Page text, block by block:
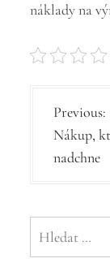
náklady na
N
a
v
a
Previous:
Nákup,
nadchne
Vyhledávání